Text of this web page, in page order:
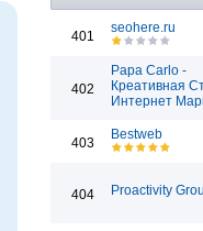
401
seohere.ru
402
Papa Carlo -
Креативная
Интернет
403
Bestweb
404 Proactivity